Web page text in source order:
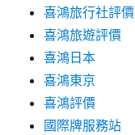
喜鴻旅行社評價
喜鴻旅遊評價
喜鴻日本
喜鴻東京
喜鴻評價
國際牌服務站